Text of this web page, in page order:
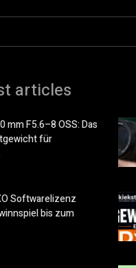
articles
mm F5.6–8 OSS: Das
für
Softwarelizenz
bis zum